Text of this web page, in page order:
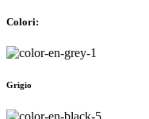
Colori:
Grigio